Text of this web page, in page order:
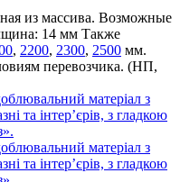
из массива. Возможные
14 мм Также
, 2200, 2300, 2500 мм.
перевозчика. (НП,